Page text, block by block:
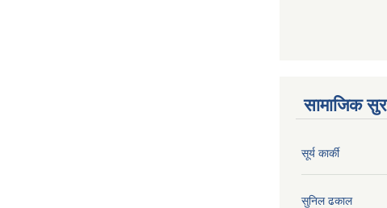
सामाजिक
सूर्य कार्की
सुनिल ढकाल